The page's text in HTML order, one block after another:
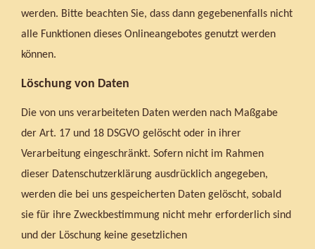
werden. Bitte beachten Sie, dass dann gegebenenfalls nicht
alle Funktionen dieses Onlineangebotes genutzt werden
können.
Löschung von Daten
Die von uns verarbeiteten Daten werden nach Maßgabe
der Art. 17 und 18 DSGVO gelöscht oder in ihrer
Verarbeitung eingeschränkt. Sofern nicht im Rahmen
dieser Datenschutzerklärung ausdrücklich angegeben,
werden die bei uns gespeicherten Daten gelöscht, sobald
sie für ihre Zweckbestimmung nicht mehr erforderlich sind
und der Löschung keine gesetzlichen